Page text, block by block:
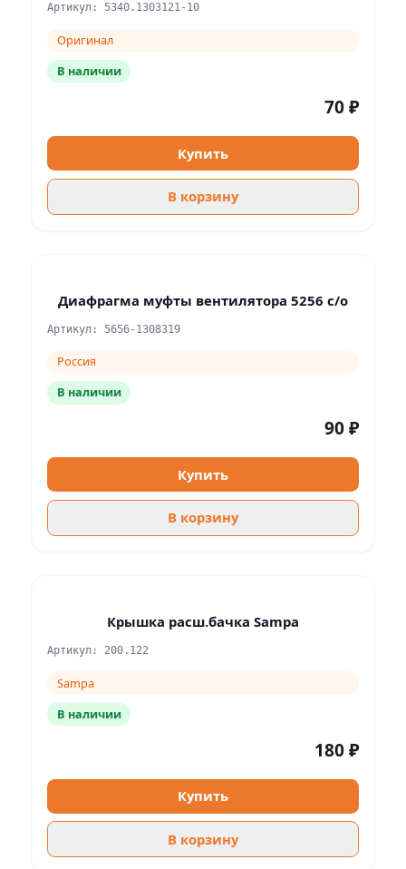
Артикул: 5340.1303121-10
Оригинал
В наличии
70 ₽
Купить
В корзину
Диафрагма муфты вентилятора 5256 с/о
Артикул: 5656-1308319
Россия
В наличии
90 ₽
Купить
В корзину
Крышка расш.бачка Sampa
Артикул: 200.122
Sampa
В наличии
180 ₽
Купить
В корзину